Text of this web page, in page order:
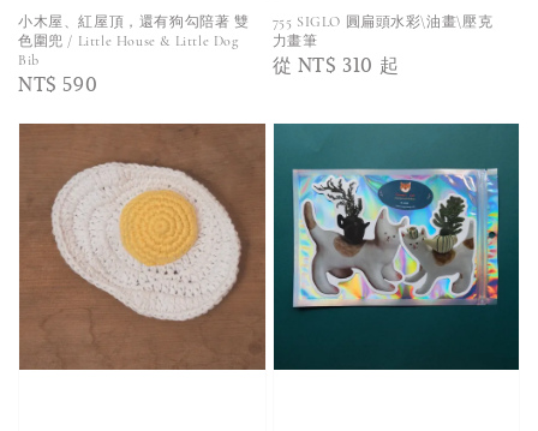
小木屋、紅屋頂，還有狗勾陪著 雙
色圍兜 / Little House & Little Dog
Bib
Regular
NT$ 590
755 SIGLO 圓扁頭水彩\油畫\壓克
力畫筆
Regular
從 NT$ 310 起